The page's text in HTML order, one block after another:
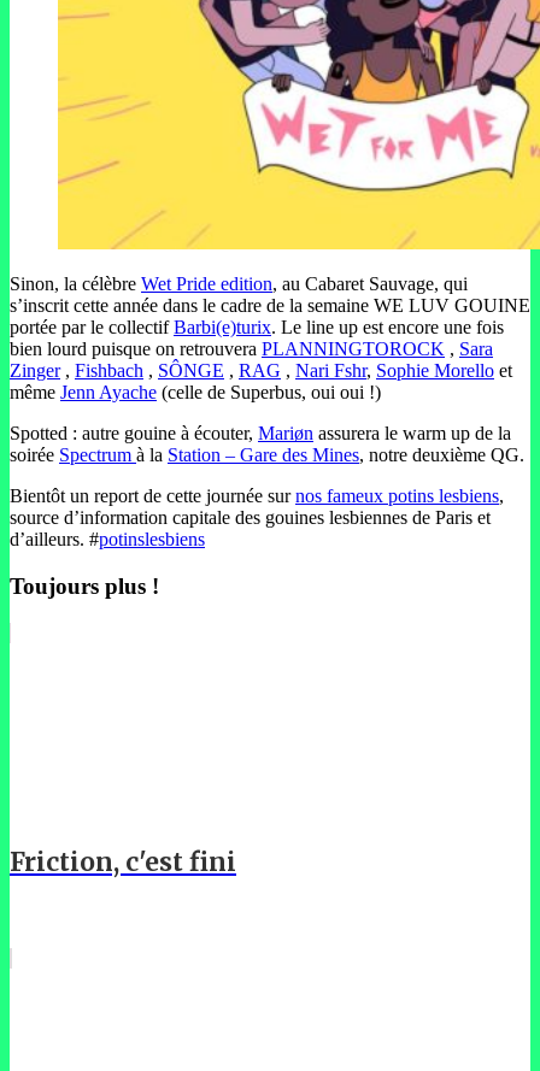
Sinon, la célèbre Wet Pride edition, au Cabaret Sauvage, qui
s’inscrit cette année dans le cadre de la semaine WE LUV GOUINE
portée par le collectifBarbi(e)turix. Le line up est encore une fois
bien lourd puisque on retrouvera PLANNINGTOROCK , Sara
Zinger, Fishbach , SÔNGE , RAG , Nari Fshr, Sophie Morello et
même Jenn Ayache (celle de Superbus, oui oui !)
Spotted : autre gouine à écouter, Mariøn assurera le warm up de la
soirée Spectrum à la Station – Gare des Mines, notre deuxième QG.
Bientôt un report de cette journée surnos fameux potins lesbiens,
source d’information capitale des gouines lesbiennes de Paris et
d’ailleurs. #potinslesbiens
Toujours plus !
Friction, c'est fini